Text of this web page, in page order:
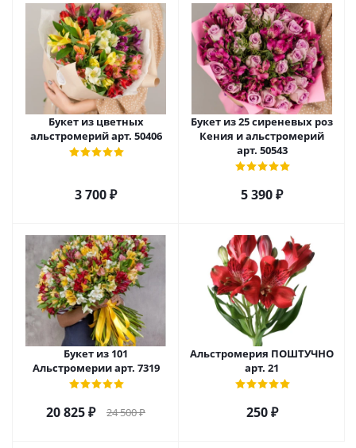
Букет из цветных
альстромерий арт. 50406
3 700₽
Букет из 25 сиреневых роз
Кения и альстромерий
арт. 50543
5 390₽
Букет из 101
Альстромерии арт. 7319
20 825₽ 24 500₽
Альстромерия ПОШТУЧНО
арт. 21
250₽